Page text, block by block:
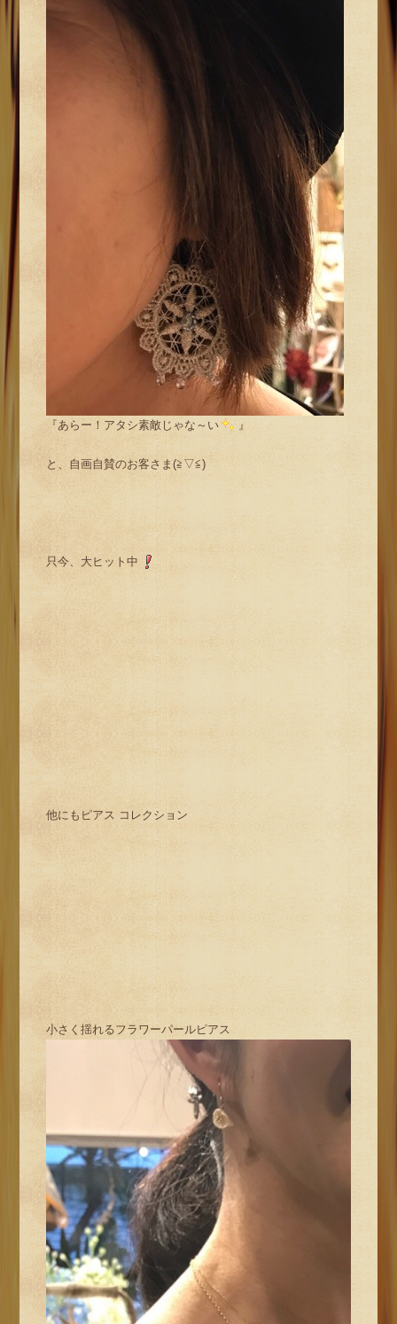
『あらー！アタシ素敵じゃな～い 』
と、自画自賛のお客さま(≧▽≦)
只今、大ヒット中
他にもピアス コレクション
小さく揺れるフラワーパールピアス